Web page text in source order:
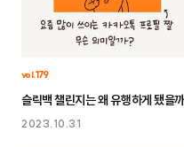
vol.179
슬릭백 챌린지는 왜 유행하게 됐을
2023.10.31